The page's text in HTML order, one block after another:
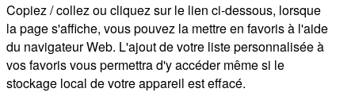
Copiez / collez ou cliquez sur le lien ci-dessous, lorsque
la page s'affiche, vous pouvez la mettre en favoris à l'aide
du navigateur Web. L'ajout de votre liste personnalisée à
vos favoris vous permettra d'y accéder même si le
stockage local de votre appareil est effacé.